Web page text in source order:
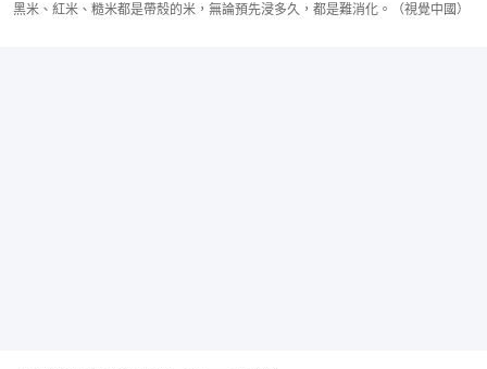
黑米、紅米、糙米都是帶殼的米，無論預先浸多久，都是難消化。（視覺中國）